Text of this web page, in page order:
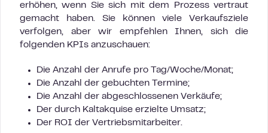
erhöhen, wenn Sie sich mit dem Prozess vertraut
gemacht haben. Sie können viele Verkaufsziele
verfolgen, aber wir empfehlen Ihnen, sich die
folgenden KPIs anzuschauen:
Die Anzahl der Anrufe pro Tag/Woche/Monat;
Die Anzahl der gebuchten Termine;
Die Anzahl der abgeschlossenen Verkäufe;
Der durch Kaltakquise erzielte Umsatz;
Der ROI der Vertriebsmitarbeiter.